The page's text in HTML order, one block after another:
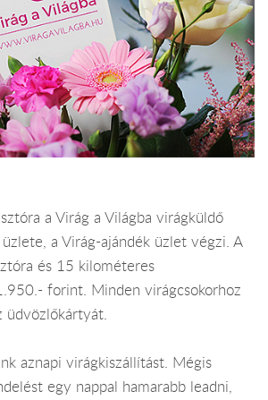
a Virág a Világba virágküldő
a Virág-ajándék üzlet végzi. A
és 15 kilométeres
forint. Minden virágcsokorhoz
üdvözlőkártyát.
aznapi virágkiszállítást. Mégis
egy nappal hamarabb leadni,